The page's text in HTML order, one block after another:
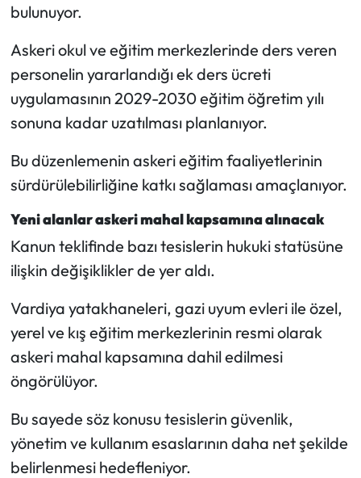
bulunuyor.
Askeri okul ve eğitim merkezlerinde ders veren
personelin yararlandığı ek ders ücreti
uygulamasının 2029-2030 eğitim öğretim yılı
sonuna kadar uzatılması planlanıyor.
Bu düzenlemenin askeri eğitim faaliyetlerinin
sürdürülebilirliğine katkı sağlaması amaçlanıyor.
Yeni alanlar askeri mahal kapsamına alınacak
Kanun teklifinde bazı tesislerin hukuki statüsüne
ilişkin değişiklikler de yer aldı.
Vardiya yatakhaneleri, gazi uyum evleri ile özel,
yerel ve kış eğitim merkezlerinin resmi olarak
askeri mahal kapsamına dahil edilmesi
öngörülüyor.
Bu sayede söz konusu tesislerin güvenlik,
yönetim ve kullanım esaslarının daha net şekilde
belirlenmesi hedefleniyor.